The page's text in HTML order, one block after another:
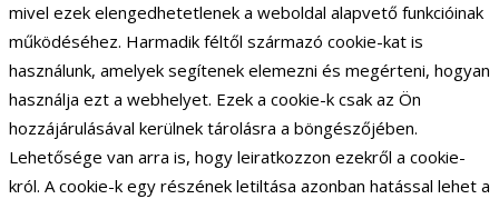
mivel ezek elengedhetetlenek a weboldal alapvető funkcióinak
működéséhez. Harmadik féltől származó cookie-kat is
használunk, amelyek segítenek elemezni és megérteni, hogyan
használja ezt a webhelyet. Ezek a cookie-k csak az Ön
hozzájárulásával kerülnek tárolásra a böngészőjében.
Lehetősége van arra is, hogy leiratkozzon ezekről a cookie-
król. A cookie-k egy részének letiltása azonban hatással lehet a